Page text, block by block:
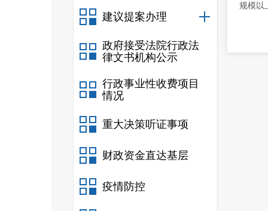
建议提案办理
政府接受法院行政法
律文书机构公示
行政事业性收费项目
情况
重大决策听证事项
财政资金直达基层
疫情防控
规模以